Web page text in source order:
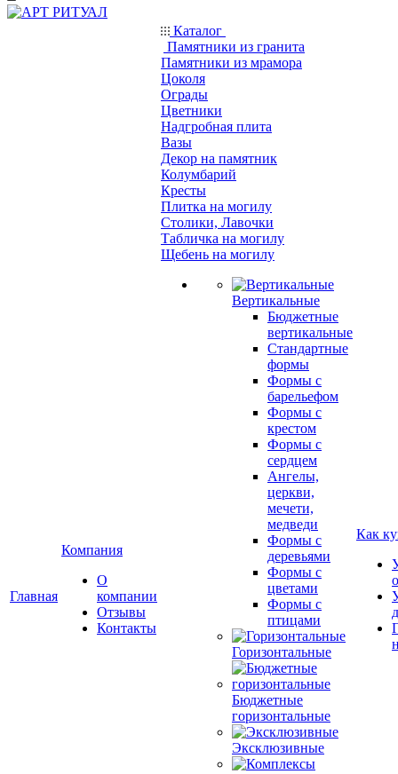
Главная
Компания
О
компании
Отзывы
Контакты
Каталог
Памятники из гранита
Памятники из мрамора
Цоколя
Ограды
Цветники
Надгробная плита
Вазы
Декор на памятник
Колумбарий
Кресты
Плитка на могилу
Столики, Лавочки
Табличка на могилу
Щебень на могилу
Вертикальные
Бюджетные
вертикальные
Стандартные
формы
Формы с
барельефом
Формы с
крестом
Формы с
сердцем
Ангелы,
церкви,
мечети,
медведи
Формы с
деревьями
Формы с
цветами
Формы с
птицами
Горизонтальные
Бюджетные
горизонтальные
Эксклюзивные
Как